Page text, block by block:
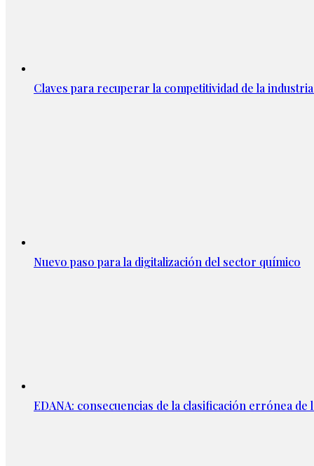
Claves para recuperar la competitividad de la
Nuevo paso para la digitalización del sector químico
EDANA: consecuencias de la clasificación errónea